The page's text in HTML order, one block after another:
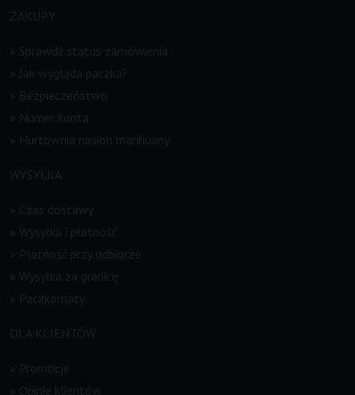
ZAKUPY
Sprawdź status zamówienia
Jak wygląda paczka?
Bezpieczeństwo
Numer konta
Hurtownia nasion marihuany
WYSYŁKA
Czas dostawy
Wysyłka i płatność
Płatność przy odbiorze
Wysyłka za granicę
Paczkomaty
DLA KLIENTÓW
Promocje
Opinie klientów